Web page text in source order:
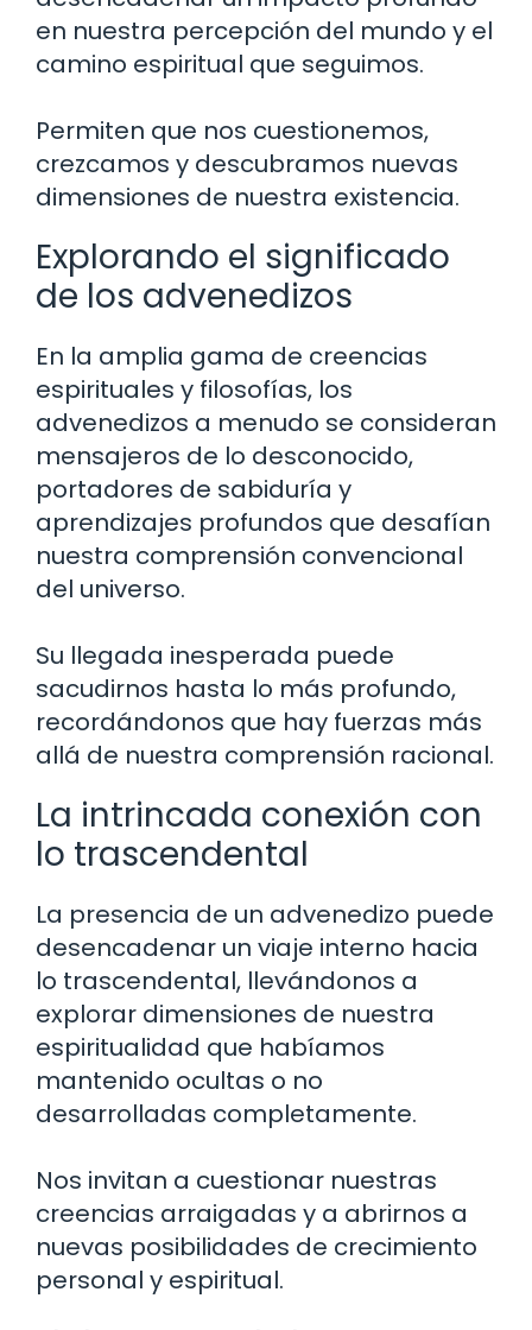
en nuestra percepción del mundo y el
camino espiritual que seguimos.
Permiten que nos cuestionemos,
crezcamos y descubramos nuevas
dimensiones de nuestra existencia.
Explorando el significado
de los advenedizos
En la amplia gama de creencias
espirituales y filosofías, los
advenedizos a menudo se consideran
mensajeros de lo desconocido,
portadores de sabiduría y
aprendizajes profundos que desafían
nuestra comprensión convencional
del universo.
Su llegada inesperada puede
sacudirnos hasta lo más profundo,
recordándonos que hay fuerzas más
allá de nuestra comprensión racional.
La intrincada conexión con
lo trascendental
La presencia de un advenedizo puede
desencadenar un viaje interno hacia
lo trascendental, llevándonos a
explorar dimensiones de nuestra
espiritualidad que habíamos
mantenido ocultas o no
desarrolladas completamente.
Nos invitan a cuestionar nuestras
creencias arraigadas y a abrirnos a
nuevas posibilidades de crecimiento
personal y espiritual.